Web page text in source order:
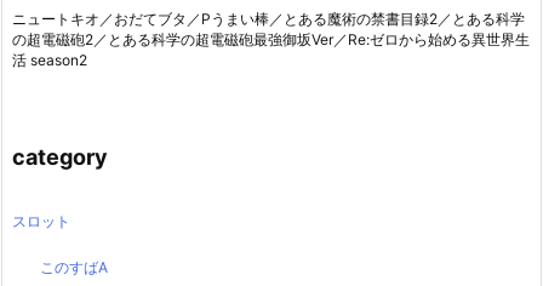
ニュートキオ／おだてブタ／Pうまい棒／とある魔術の禁書目録2／とある科学
の超電磁砲2／とある科学の超電磁砲最強御坂Ver／Re:ゼロから始める異世界生
活 season2
category
スロット
このすばA